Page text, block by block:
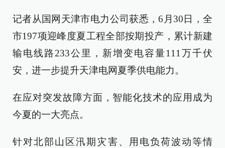
记者从国网天津市电力公司获悉，6月30日，全
市197项迎峰度夏工程全部按期投产，累计新建
输电线路233公里，新增变电容量111万千伏
安，进一步提升天津电网夏季供电能力。
在应对突发故障方面，智能化技术的应用成为
今夏的一大亮点。
针对北部山区汛期灾害、用电负荷波动等情